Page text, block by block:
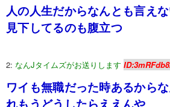
人の人生だからなんとも言え
見下してるのも腹立つ
2: なんJタイムズがお送りします
ワイも無職だった時あるから